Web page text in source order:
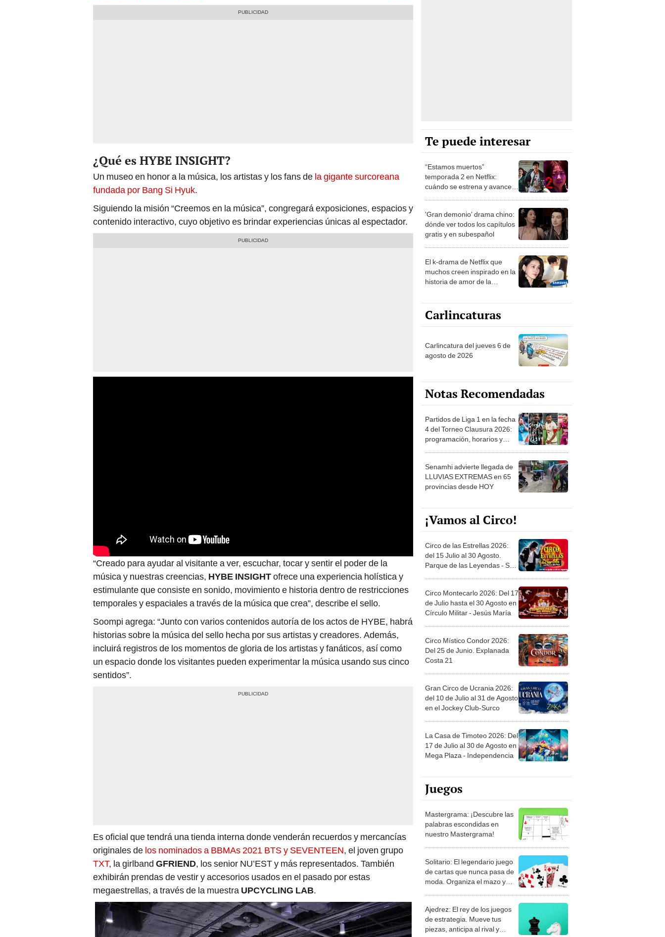
¿Qué es HYBE INSIGHT?
Un museo en honor a la música, los artistas y los fans de la gigante surcoreana
fundada por Bang Si Hyuk.
Siguiendo la misión “Creemos en la música”, congregará exposiciones, espacios y
contenido interactivo, cuyo objetivo es brindar experiencias únicas al espectador.
“Creado para ayudar al visitante a ver, escuchar, tocar y sentir el poder de la
música y nuestras creencias, HYBE INSIGHTofrece una experiencia holística y
estimulante que consiste en sonido, movimiento e historia dentro de restricciones
temporales y espaciales a través de la música que crea”, describe el sello.
Soompi agrega: “Junto con varios contenidos autoría de los actos de HYBE, habrá
historias sobre la música del sello hecha por sus artistas y creadores. Además,
incluirá registros de los momentos de gloria de los artistas y fanáticos, así como
un espacio donde los visitantes pueden experimentar la música usando sus cinco
sentidos”.
Es oficial que tendrá una tienda interna donde venderán recuerdos y mercancías
originales de los nominados a BBMAs 2021 BTS y SEVENTEEN, el joven grupo
TXT, la girlband GFRIEND, los senior NU’EST y más representados. También
exhibirán prendas de vestir y accesorios usados en el pasado por estas
megaestrellas, a través de la muestra UPCYCLING LAB.
Te puede interesar
“Estamos muertos”
temporada 2 en Netflix:
cuándo se estrena y avances
'Gran demonio' drama chino:
dónde ver todos los capítulos
gratis y en subespañol
El k-drama de Netflix que
muchos creen inspirado en la
historia de amor de la
Carlincaturas
Carlincatura del jueves 6 de
agosto de 2026
Notas Recomendadas
Partidos de Liga 1 en la fecha
4 del Torneo Clausura 2026:
programación, horarios y
Senamhi advierte llegada de
LLUVIAS EXTREMAS en 65
provincias desde HOY
¡Vamos al Circo!
Circo de las Estrellas 2026:
del 15 Julio al 30 Agosto.
Parque de las Leyendas - San
Circo Montecarlo 2026: Del 17
de Julio hasta el 30 Agosto en
Círculo Militar - Jesús María
Circo Místico Condor 2026:
Del 25 de Junio. Explanada
Costa 21
Gran Circo de Ucrania 2026:
del 10 de Julio al 31 de Agosto
en el Jockey Club-Surco
La Casa de Timoteo 2026: Del
17 de Julio al 30 de Agosto en
Mega Plaza - Independencia
Juegos
Mastergrama: ¡Descubre las
palabras escondidas en
nuestro Mastergrama!
Solitario: El legendario juego
de cartas que nunca pasa de
moda. Organiza el mazo y
Ajedrez: El rey de los juegos
de estrategia. Mueve tus
piezas, anticipa al rival y